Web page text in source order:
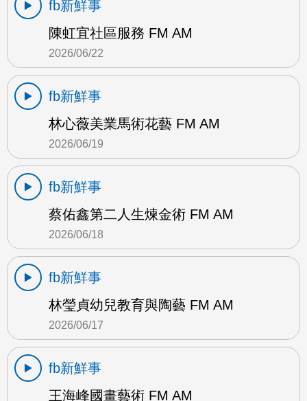
fb新鮮事
陳虹宜社區服務 FM AM
2026/06/22
fb新鮮事
林心薇美業馬術花藝 FM AM
2026/06/19
fb新鮮事
蔡佑鑫第二人生煉金術 FM AM
2026/06/18
fb新鮮事
林瑩貞幼兒教育與陶藝 FM AM
2026/06/17
fb新鮮事
王海峰國畫藝術 FM AM